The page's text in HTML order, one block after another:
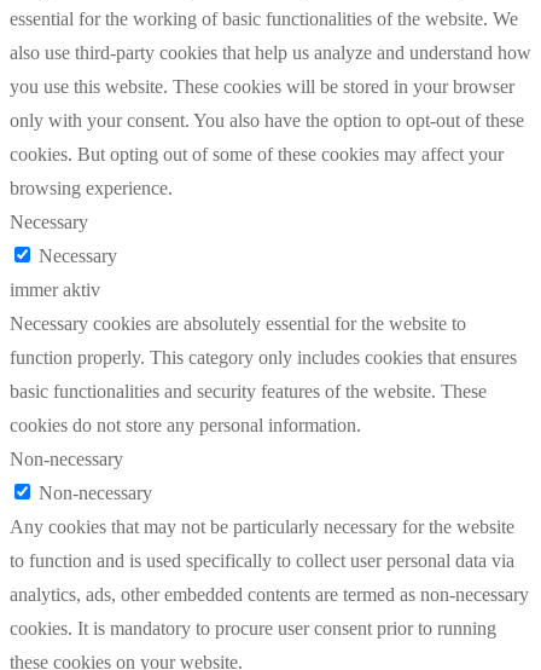
essential for the working of basic functionalities of the website. We
also use third-party cookies that help us analyze and understand how
you use this website. These cookies will be stored in your browser
only with your consent. You also have the option to opt-out of these
cookies. But opting out of some of these cookies may affect your
browsing experience.
Necessary
Necessary
immer aktiv
Necessary cookies are absolutely essential for the website to
function properly. This category only includes cookies that ensures
basic functionalities and security features of the website. These
cookies do not store any personal information.
Non-necessary
Non-necessary
Any cookies that may not be particularly necessary for the website
to function and is used specifically to collect user personal data via
analytics, ads, other embedded contents are termed as non-necessary
cookies. It is mandatory to procure user consent prior to running
these cookies on your website.